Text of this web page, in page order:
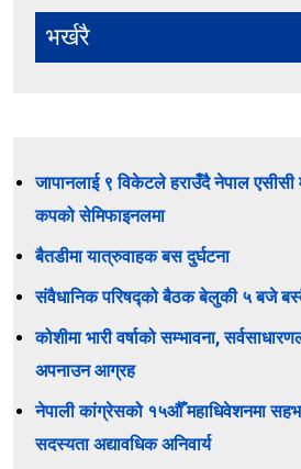
भर्खरै
जापानलाई ९ विकेटले हराउँदै नेपाल एसीसी
कपको सेमिफाइनलमा
बैतडीमा यात्रुवाहक बस दुर्घटना
संवैधानिक परिषद्को बैठक बेलुकी ५ बजे
कोशीमा भारी वर्षाको सम्भावना,
अपनाउन आग्रह
नेपाली कांग्रेसको १५औँ महाधिवेशनमा
सदस्यता अद्यावधिक अनिवार्य